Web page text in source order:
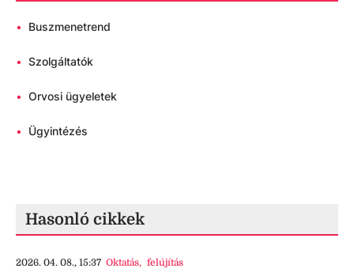
• Buszmenetrend
• Szolgáltatók
• Orvosi ügyeletek
• Ügyintézés
Hasonló cikkek
2026. 04. 08., 15:37 Oktatás, felújítás